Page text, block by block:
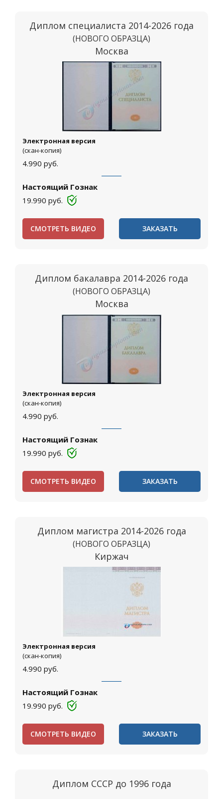
Диплом специалиста 2014-2026 года
(НОВОГО ОБРАЗЦА)
Москва
Электронная версия
(скан-копия)
4.990 руб.
Настоящий Гознак
19.990 руб.
СМОТРЕТЬ ВИДЕО ЗАКАЗАТЬ
Диплом бакалавра 2014-2026 года
(НОВОГО ОБРАЗЦА)
Москва
Электронная версия
(скан-копия)
4.990 руб.
Настоящий Гознак
19.990 руб.
СМОТРЕТЬ ВИДЕО ЗАКАЗАТЬ
Диплом магистра 2014-2026 года
(НОВОГО ОБРАЗЦА)
Киржач
Электронная версия
(скан-копия)
4.990 руб.
Настоящий Гознак
19.990 руб.
СМОТРЕТЬ ВИДЕО ЗАКАЗАТЬ
Диплом СССР до 1996 года